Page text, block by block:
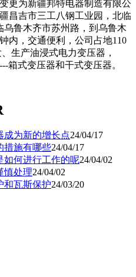
更为新疆邦特电器制造有限公
昌吉市三工八钢工业园，北临
乌鲁木齐市苏州路，到乌鲁木
内，交通便利，公司占地110
生产油浸式电力变压器，
箱式变压器和干式变压器。
成为新的增长点24/04/17
措施有哪些24/04/17
如何进行工作的呢24/04/02
慎处理24/04/02
和瓦斯保护24/03/20